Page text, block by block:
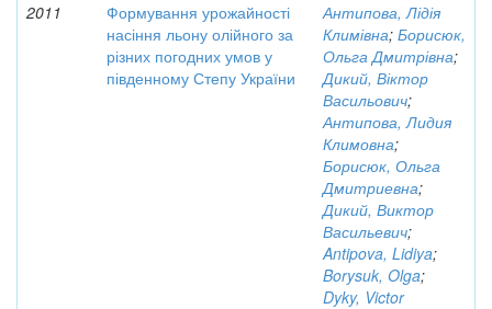
2011
Формування урожайності
насіння льону олійного за
різних погодних умов у
південному Степу України
Антипова, Лідія
Климівна; Борисюк,
Ольга Дмитрівна;
Дикий, Віктор
Васильович;
Антипова, Лидия
Климовна;
Борисюк, Ольга
Дмитриевна;
Дикий, Виктор
Васильевич;
Antipova, Lidiya;
Borysuk, Olga;
Dyky, Victor